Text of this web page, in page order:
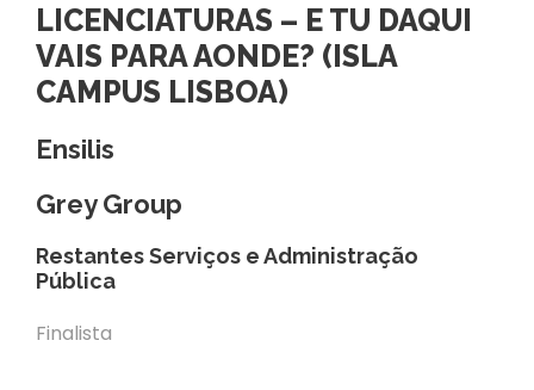
LICENCIATURAS – E TU DAQUI
VAIS PARA AONDE? (ISLA
CAMPUS LISBOA)
Ensilis
Grey Group
Restantes Serviços e Administração
Pública
Finalista